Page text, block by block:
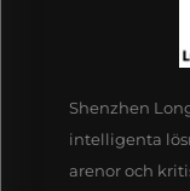
Shenzhen
intelligenta
arenor och